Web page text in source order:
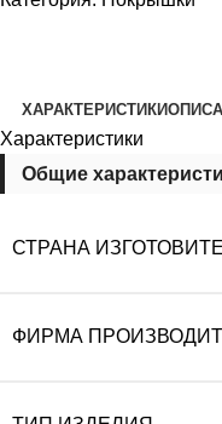
ХАРАКТЕРИСТИКИ
Характеристики
Общие
СТРАНА
ФИРМА